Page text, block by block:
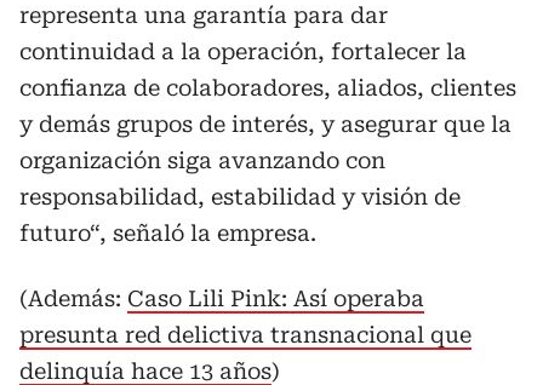
representa una garantía para dar
continuidad a la operación, fortalecer la
confianza de colaboradores, aliados, clientes
y demás grupos de interés, y asegurar que la
organización siga avanzando con
responsabilidad, estabilidad y visión de
futuro“, señaló la empresa.
(Además: Caso Lili Pink: Así operaba
presunta red delictiva transnacional que
delinquía hace 13 años)